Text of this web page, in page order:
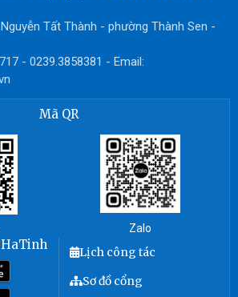
Tất Thành - phường Thành Sen -
- 0239.3858381 - Email:
Mã QR
Zalo
Lịch công tác
Sơ đồ cổng